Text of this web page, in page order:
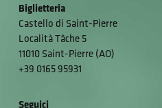
Biglietteria
Castello di Saint-Pierre
Località Tâche 5
11010 Saint-Pierre (AO)
+39 0165 95931
Seguici